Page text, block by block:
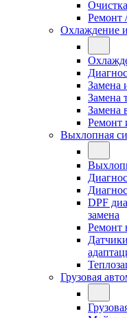
Ремонт
Охлаждение
Замена
Замена
Замена
Ремонт
Выхлопная
DPF
замена
Ремонт
Грузовая